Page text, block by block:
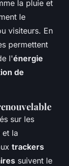
la pluie et
le
visiteurs. En
permettent
l'énergie
de
sur les
et la
trackers
suivent le